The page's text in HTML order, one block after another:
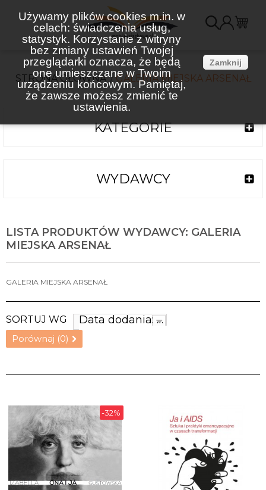
Używamy plików cookies m.in. w
celach: świadczenia usług,
statystyk. Korzystanie z witryny
bez zmiany ustawień Twojej
przeglądarki oznacza, że będą
one umieszczane w Twoim
urządzeniu końcowym. Pamiętaj,
że zawsze możesz zmienić te
ustawienia.
Zamknij
STRONA GŁÓWNA GALERIA MIEJSKA ARSENAŁ
KATEGORIE
WYDAWCY
LISTA PRODUKTÓW WYDAWCY: GALERIA
MIEJSKA ARSENAŁ
GALERIA MIEJSKA ARSENAŁ
SORTUJ WG Data dodania: najnowsze
Porównaj (0)
-32%